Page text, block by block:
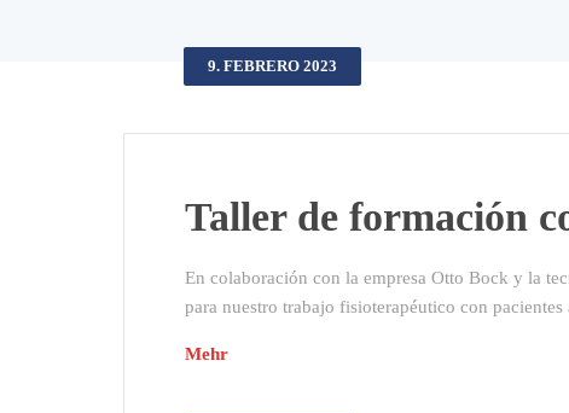
9. FEBRERO 2023
Taller de formación
En colaboración con la empresa Otto Bock y la
para nuestro trabajo fisioterapéutico con pacientes
Mehr